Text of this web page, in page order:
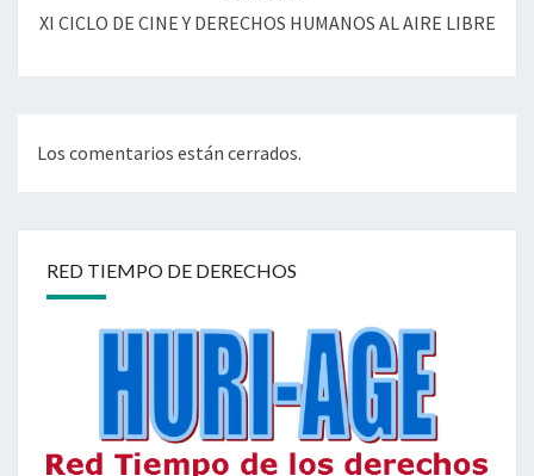
XI CICLO DE CINE Y DERECHOS HUMANOS AL AIRE LIBRE
Los comentarios están cerrados.
RED TIEMPO DE DERECHOS